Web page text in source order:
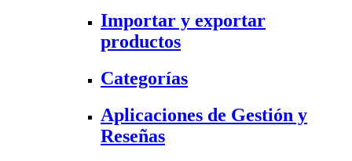
Importar y exportar
productos
Categorías
Aplicaciones de Gestión y
Reseñas